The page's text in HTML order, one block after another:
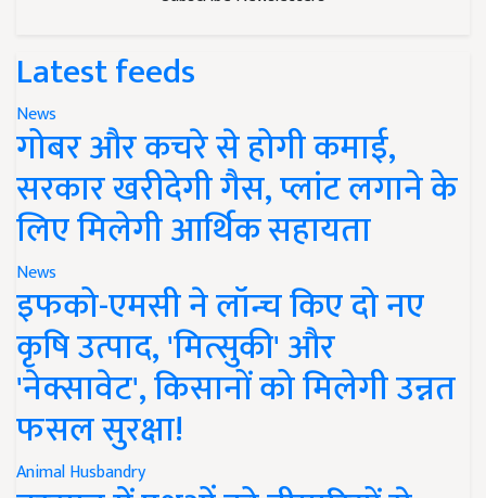
Latest feeds
News
गोबर और कचरे से होगी कमाई,
सरकार खरीदेगी गैस, प्लांट लगाने के
लिए मिलेगी आर्थिक सहायता
News
इफको-एमसी ने लॉन्च किए दो नए
कृषि उत्पाद, 'मित्सुकी' और
'नेक्सावेट', किसानों को मिलेगी उन्नत
फसल सुरक्षा!
Animal Husbandry